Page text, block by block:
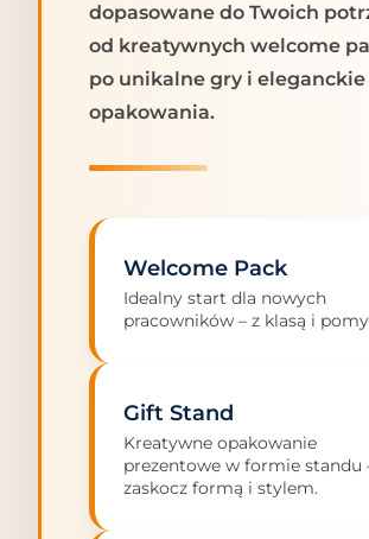
dopasowane do Twoich
od kreatywnych welcome
po unikalne gry i eleganckie
opakowania.
Welcome Pack
Idealny start dla nowych
pracowników – z klasą i
Gift Stand
Kreatywne opakowanie
prezentowe w formie standu
zaskocz formą i stylem.